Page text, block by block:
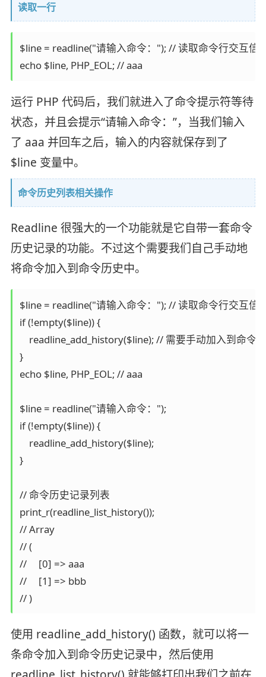
读取一行
$line = readline("请输入命令："); // 读取命令行交互信
echo $line, PHP_EOL; // aaa
运行 PHP 代码后，我们就进入了命令提示符等待
状态，并且会提示“请输入命令：”，当我们输入
了 aaa 并回车之后，输入的内容就保存到了
$line 变量中。
命令历史列表相关操作
Readline 很强大的一个功能就是它自带一套命令
历史记录的功能。不过这个需要我们自己手动地
将命令加入到命令历史中。
$line = readline("请输入命令："); // 读取命令行交互信
if (!empty($line)) {
readline_add_history($line); // 需要手动加入到命令
}
echo $line, PHP_EOL; // aaa
$line = readline("请输入命令：");
if (!empty($line)) {
    readline_add_history($line);
}
// 命令历史记录列表
print_r(readline_list_history());
// Array
// (
//     [0] => aaa
//     [1] => bbb
// )
使用 readline_add_history() 函数，就可以将一
条命令加入到命令历史记录中，然后使用